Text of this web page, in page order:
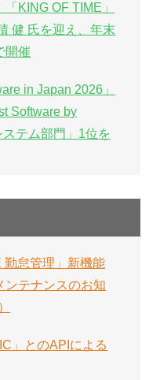
KING OF TIME」
健 氏を迎え、年末
開催
in Japan 2026」
Software by
テム部門」1位を
勤怠管理」新機能
ンテナンスのお知
」とのAPIによる